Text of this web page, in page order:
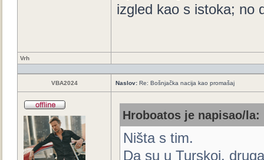
izgled kao s istoka; no
Vrh
VBA2024 Naslov: Re: Bošnjačka nacija kao promašaj
Hroboatos je napisao/la:
Ništa s tim.
Da su u Turskoj,